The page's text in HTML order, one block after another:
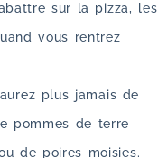
sur la pizza, les
vous rentrez
plus jamais de
pommes de terre
de poires moisies.